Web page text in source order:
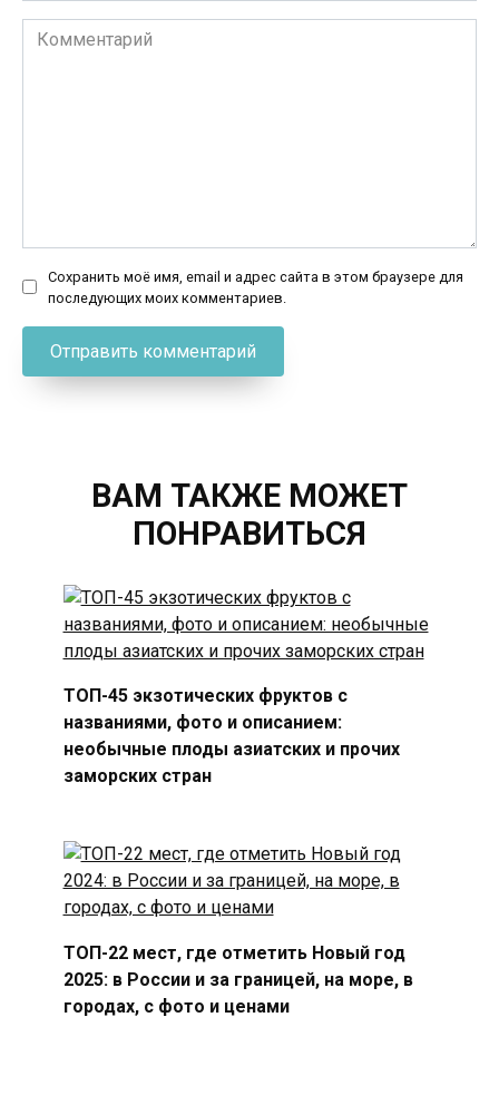
Комментарий
Сохранить моё имя, email и адрес сайта в этом браузере для
последующих моих комментариев.
ВАМ ТАКЖЕ МОЖЕТ
ПОНРАВИТЬСЯ
ТОП-45 экзотических фруктов с
названиями, фото и описанием:
необычные плоды азиатских и прочих
заморских стран
ТОП-22 мест, где отметить Новый год
2025: в России и за границей, на море, в
городах, с фото и ценами